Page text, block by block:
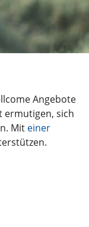
Angebote
ermutigen, sich
Mit einer